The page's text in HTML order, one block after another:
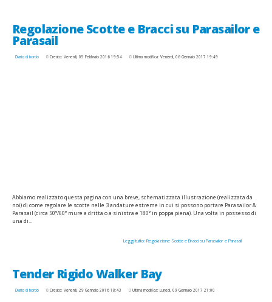
Regolazione Scotte e Bracci su Parasailor e
Parasail
Diario di bordo Creato: Venerdì, 05 Febbraio 2016 19:54 Ultima modifica: Venerdì, 06 Gennaio 2017 19:49
Abbiamo realizzato questa pagina con una breve, schematizzata illustrazione (realizzata da
noi) di come regolare le scotte nelle 3 andature estreme in cui si possono portare Parasailor &
Parasail (circa 50°/60° mure a dritta o a sinistra e 180° in poppa piena). Una volta in possesso di
una di...
Leggi tutto: Regolazione Scotte e Bracci su Parasailor e Parasail
Tender Rigido Walker Bay
Diario di bordo Creato: Venerdì, 29 Gennaio 2016 18:43 Ultima modifica: Lunedì, 09 Gennaio 2017 21:00